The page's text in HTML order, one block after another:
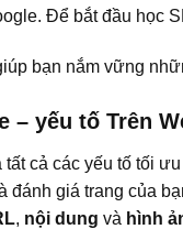
Để bắt đầu học
bạn nắm vững
– yếu tố Trên
tất cả các yếu tố tối
đánh giá trang của
, nội dung và hình